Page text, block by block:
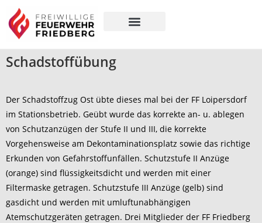
Schadstoffübung
Der Schadstoffzug Ost übte dieses mal bei der FF Loipersdorf
im Stationsbetrieb. Geübt wurde das korrekte an- u. ablegen
von Schutzanzügen der Stufe II und III, die korrekte
Vorgehensweise am Dekontaminationsplatz sowie das richtige
Erkunden von Gefahrstoffunfällen. Schutzstufe II Anzüge
(orange) sind flüssigkeitsdicht und werden mit einer
Filtermaske getragen. Schutzstufe III Anzüge (gelb) sind
gasdicht und werden mit umluftunabhängigen
Atemschutzgeräten getragen. Drei Mitglieder der FF Friedberg